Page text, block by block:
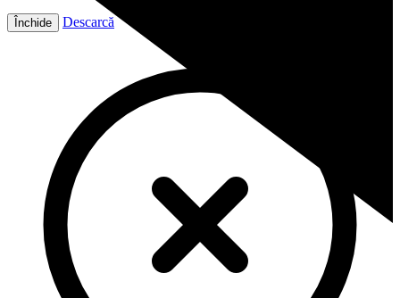
Închide Descarcă